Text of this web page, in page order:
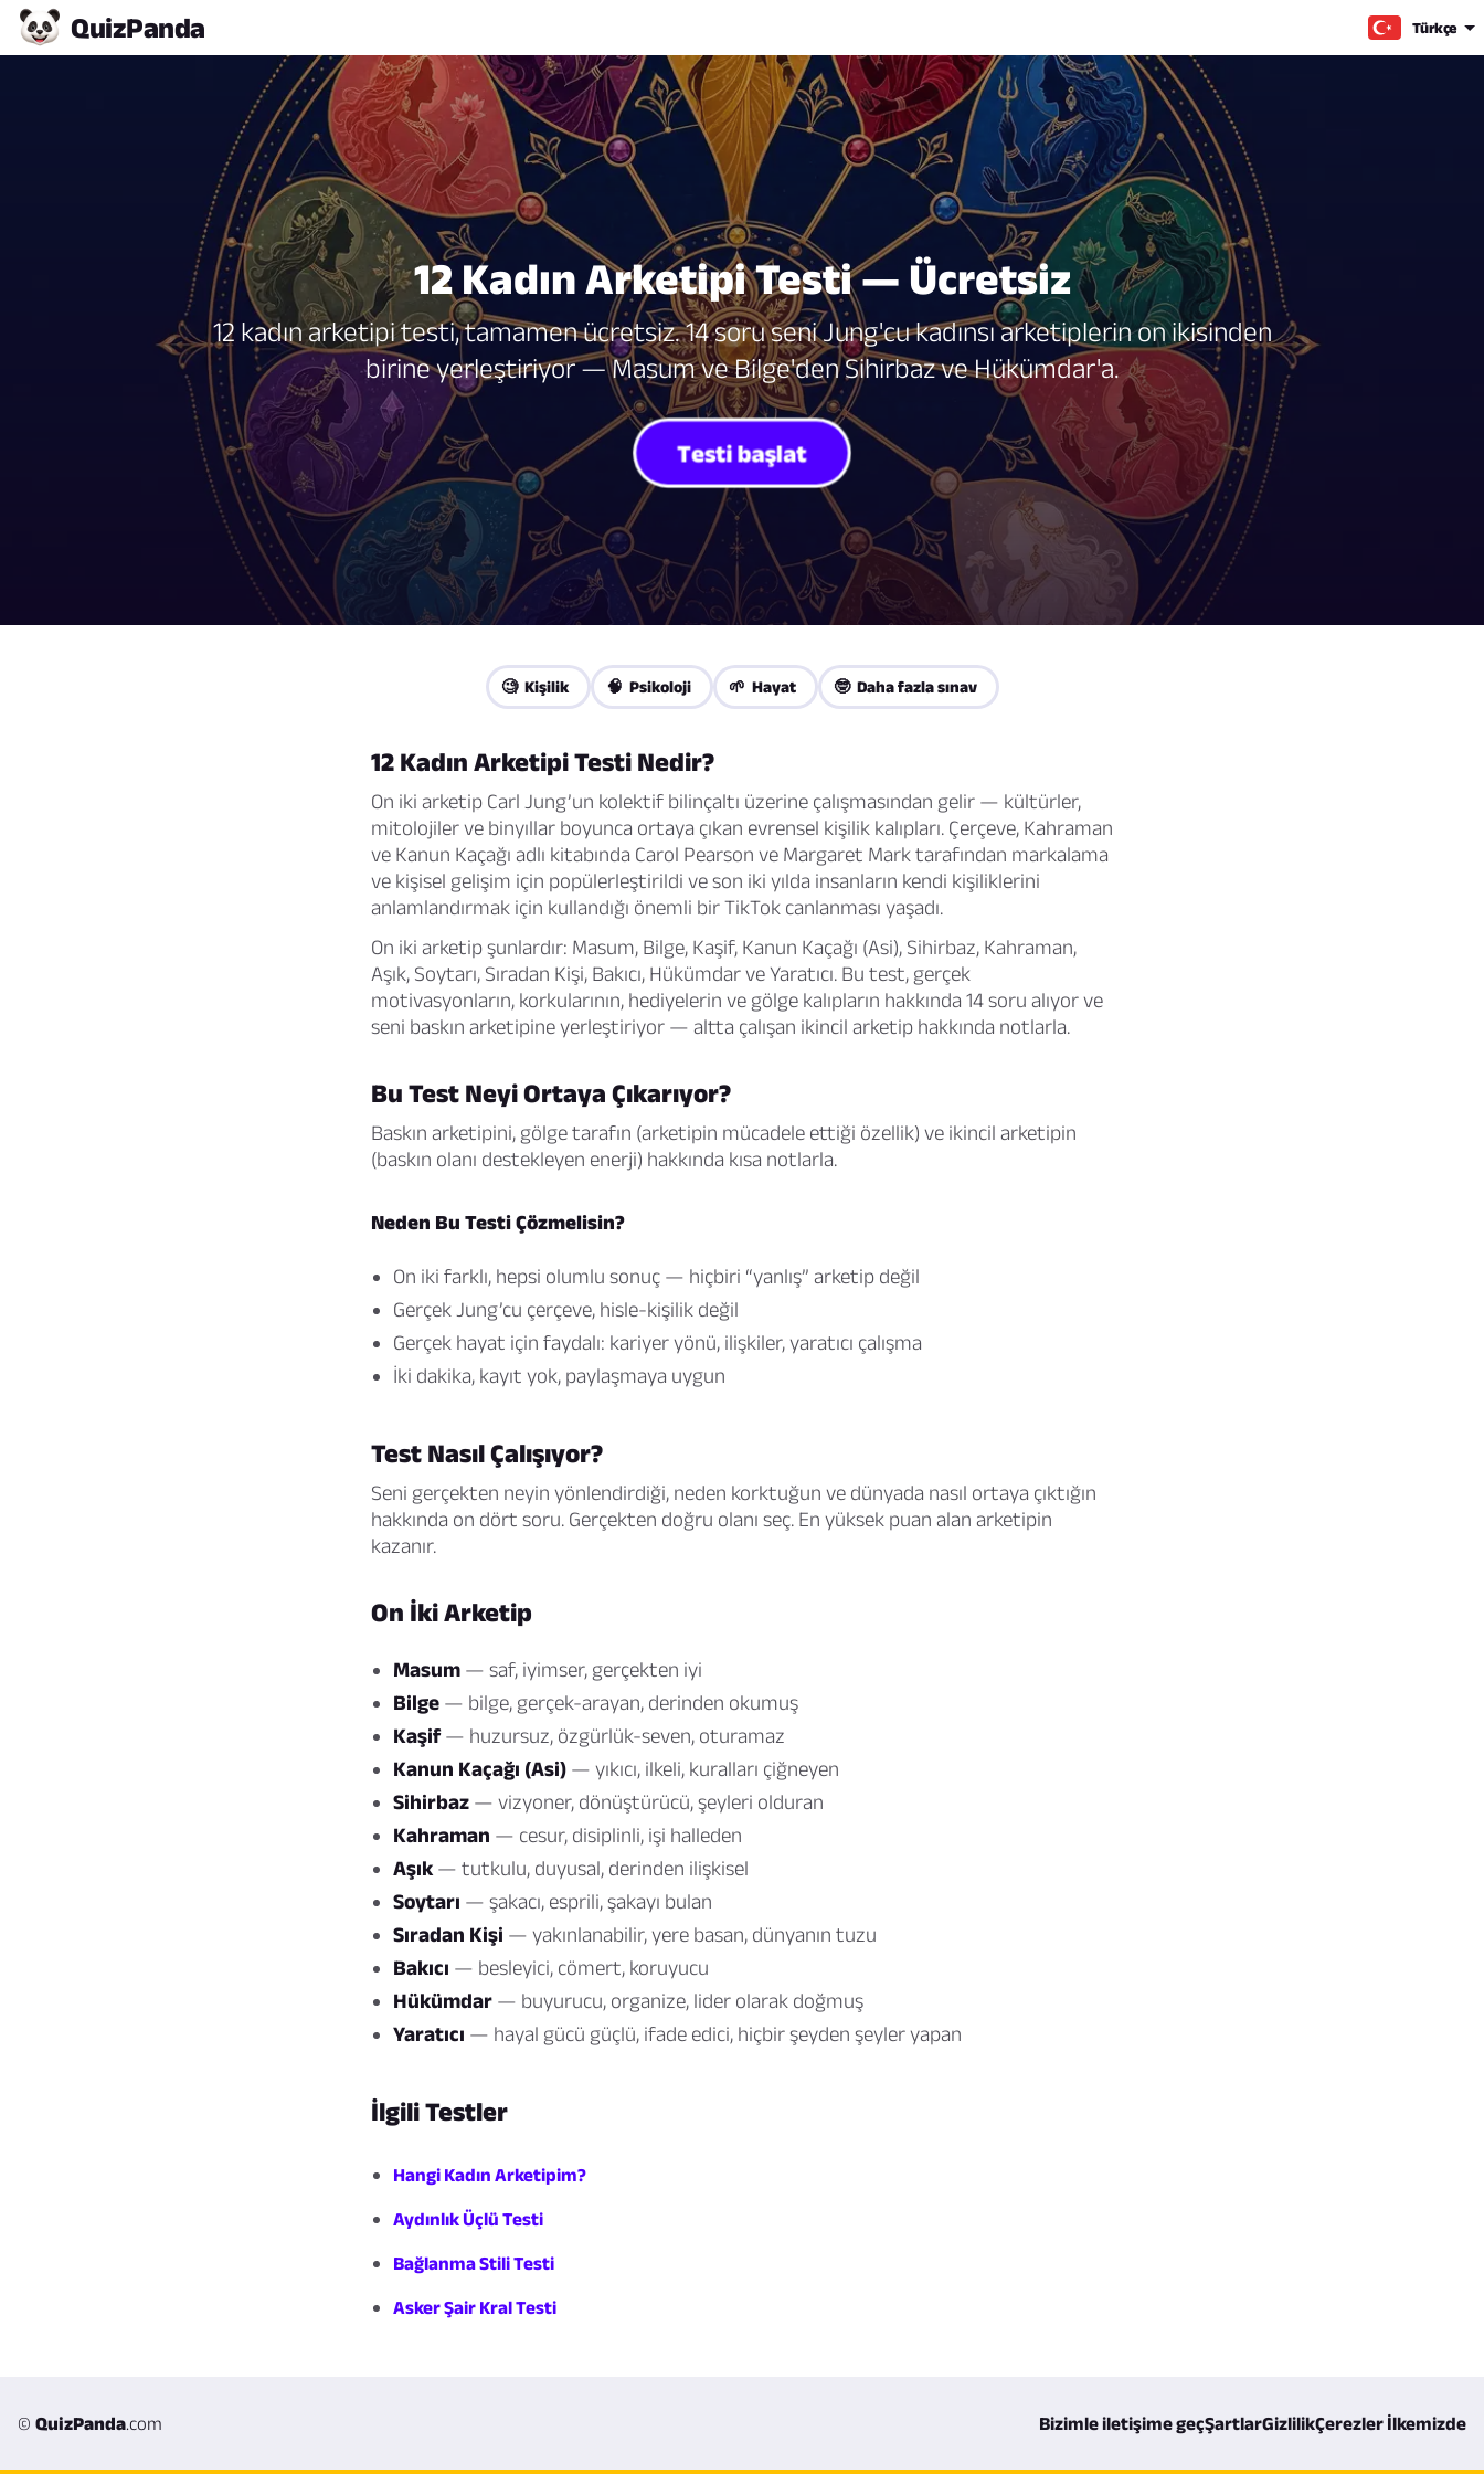
QuizPanda Türkçe
12 Kadın Arketipi Testi — Ücretsiz
12 kadın arketipi testi, tamamen ücretsiz. 14 soru seni Jung'cu kadınsı arketiplerin on ikisinden
birine yerleştiriyor — Masum ve Bilge'den Sihirbaz ve Hükümdar'a.
Testi başlat
🧐 Kişilik 🧠 Psikoloji 🌱 Hayat 🤓 Daha fazla sınav
12 Kadın Arketipi Testi Nedir?
On iki arketip Carl Jung’un kolektif bilinçaltı üzerine çalışmasından gelir — kültürler,
mitolojiler ve binyıllar boyunca ortaya çıkan evrensel kişilik kalıpları. Çerçeve, Kahraman
ve Kanun Kaçağı adlı kitabında Carol Pearson ve Margaret Mark tarafından markalama
ve kişisel gelişim için popülerleştirildi ve son iki yılda insanların kendi kişiliklerini
anlamlandırmak için kullandığı önemli bir TikTok canlanması yaşadı.
On iki arketip şunlardır: Masum, Bilge, Kaşif, Kanun Kaçağı (Asi), Sihirbaz, Kahraman,
Aşık, Soytarı, Sıradan Kişi, Bakıcı, Hükümdar ve Yaratıcı. Bu test, gerçek
motivasyonların, korkularının, hediyelerin ve gölge kalıpların hakkında 14 soru alıyor ve
seni baskın arketipine yerleştiriyor — altta çalışan ikincil arketip hakkında notlarla.
Bu Test Neyi Ortaya Çıkarıyor?
Baskın arketipini, gölge tarafın (arketipin mücadele ettiği özellik) ve ikincil arketipin
(baskın olanı destekleyen enerji) hakkında kısa notlarla.
Neden Bu Testi Çözmelisin?
On iki farklı, hepsi olumlu sonuç — hiçbiri “yanlış” arketip değil
Gerçek Jung’cu çerçeve, hisle-kişilik değil
Gerçek hayat için faydalı: kariyer yönü, ilişkiler, yaratıcı çalışma
İki dakika, kayıt yok, paylaşmaya uygun
Test Nasıl Çalışıyor?
Seni gerçekten neyin yönlendirdiği, neden korktuğun ve dünyada nasıl ortaya çıktığın
hakkında on dört soru. Gerçekten doğru olanı seç. En yüksek puan alan arketipin
kazanır.
On İki Arketip
Masum — saf, iyimser, gerçekten iyi
Bilge — bilge, gerçek-arayan, derinden okumuş
Kaşif— huzursuz, özgürlük-seven, oturamaz
Kanun Kaçağı (Asi) — yıkıcı, ilkeli, kuralları çiğneyen
Sihirbaz — vizyoner, dönüştürücü, şeyleri olduran
Kahraman — cesur, disiplinli, işi halleden
Aşık — tutkulu, duyusal, derinden ilişkisel
Soytarı — şakacı, esprili, şakayı bulan
Sıradan Kişi — yakınlanabilir, yere basan, dünyanın tuzu
Bakıcı — besleyici, cömert, koruyucu
Hükümdar — buyurucu, organize, lider olarak doğmuş
Yaratıcı — hayal gücü güçlü, ifade edici, hiçbir şeyden şeyler yapan
İlgili Testler
Hangi Kadın Arketipim?
Aydınlık Üçlü Testi
Bağlanma Stili Testi
Asker Şair Kral Testi
© QuizPanda.com Bizimle iletişime geçŞartlarGizlilikÇerezler İlkemizde